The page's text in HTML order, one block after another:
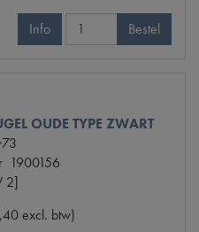
Info Bestel
OUDE TYPE ZWART
1900156
2]
excl. btw)